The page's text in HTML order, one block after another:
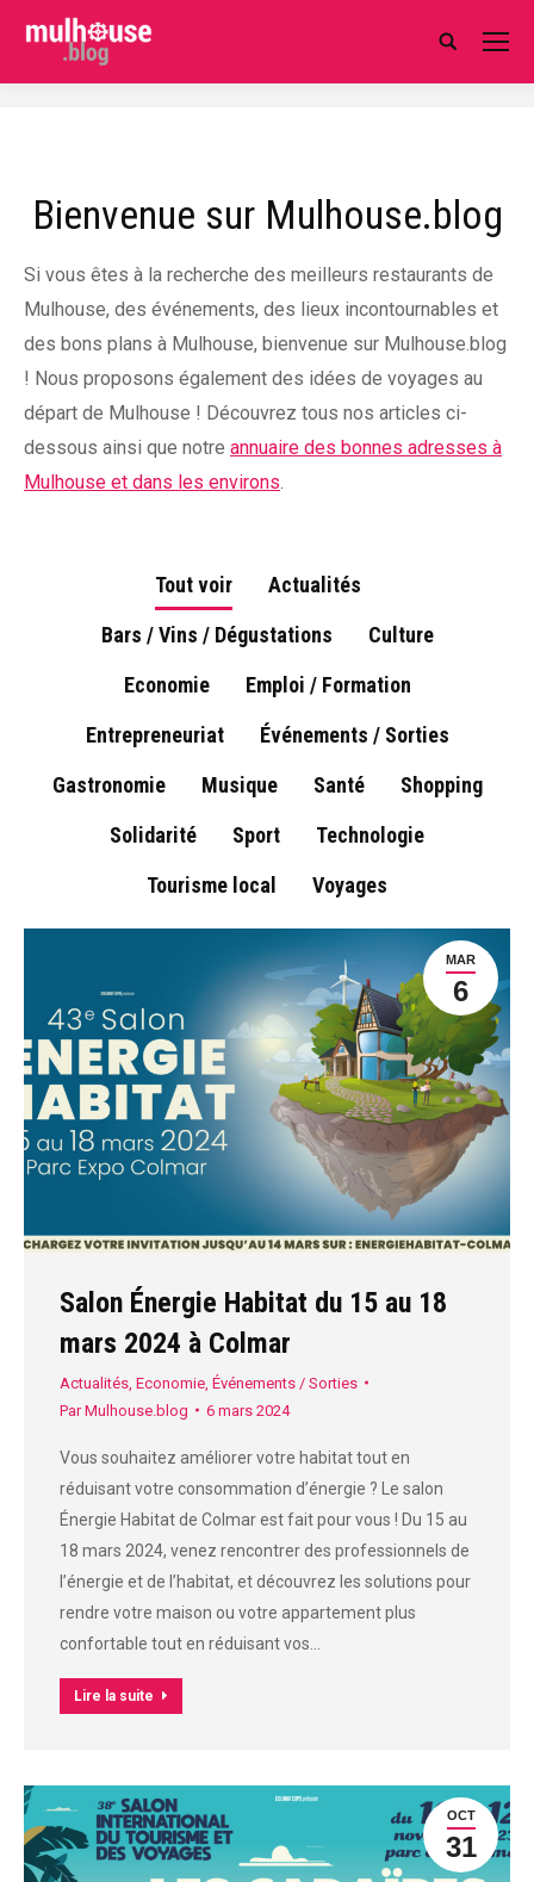
Search:
Bienvenue sur Mulhouse.blog
Si vous êtes à la recherche des meilleurs restaurants de
Mulhouse, des événements, des lieux incontournables et
des bons plans à Mulhouse, bienvenue sur Mulhouse.blog
! Nous proposons également des idées de voyages au
départ de Mulhouse ! Découvrez tous nos articles ci-
dessous ainsi que notre annuaire des bonnes adresses à
Mulhouse et dans les environs.
Tout voir
Actualités
Bars / Vins / Dégustations
Culture
Economie
Emploi / Formation
Entrepreneuriat
Événements / Sorties
Gastronomie
Musique Santé
Shopping
Solidarité
Sport
Technologie
Tourisme local
Voyages
MAR
6
Salon Énergie Habitat du 15 au 18
mars 2024 à Colmar
Actualités Economie Événements / Sorties
ParMulhouse.blog 6 mars 2024
Vous souhaitez améliorer votre habitat tout en
réduisant votre consommation d’énergie ? Le salon
Énergie Habitat de Colmar est fait pour vous ! Du 15 au
18 mars 2024, venez rencontrer des professionnels de
l’énergie et de l’habitat, et découvrez les solutions pour
rendre votre maison ou votre appartement plus
confortable tout en réduisant vos…
Lire la suite
OCT
31